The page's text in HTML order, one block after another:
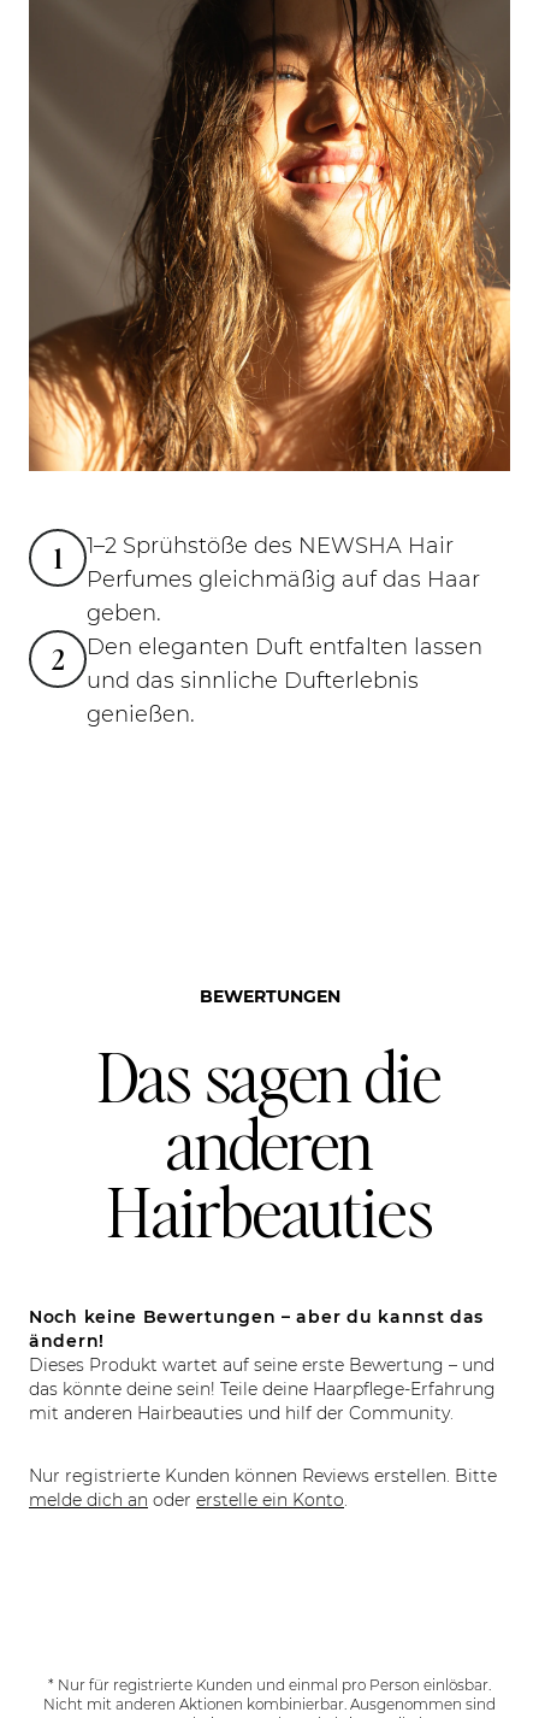
1
1–2 Sprühstöße des NEWSHA Hair
Perfumes gleichmäßig auf das Haar
geben.
2
Den eleganten Duft entfalten lassen
und das sinnliche Dufterlebnis
genießen.
BEWERTUNGEN
Das sagen die
anderen
Hairbeauties
Noch keine Bewertungen – aber du kannst das
ändern!
Dieses Produkt wartet auf seine erste Bewertung – und
das könnte deine sein! Teile deine Haarpflege-Erfahrung
mit anderen Hairbeauties und hilf der Community.
Nur registrierte Kunden können Reviews erstellen. Bitte
melde dich an oder erstelle ein Konto.
* Nur für registrierte Kunden und einmal pro Person einlösbar.
Nicht mit anderen Aktionen kombinierbar. Ausgenommen sind